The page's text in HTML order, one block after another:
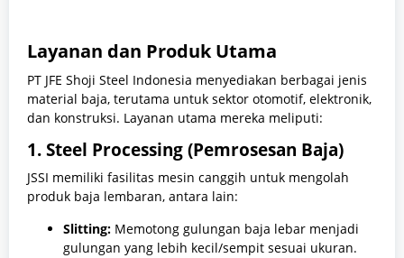
Layanan dan Produk Utama
PT JFE Shoji Steel Indonesia menyediakan berbagai jenis
material baja, terutama untuk sektor otomotif, elektronik,
dan konstruksi. Layanan utama mereka meliputi:
1. Steel Processing (Pemrosesan Baja)
JSSI memiliki fasilitas mesin canggih untuk mengolah
produk baja lembaran, antara lain:
Slitting: Memotong gulungan baja lebar menjadi
gulungan yang lebih kecil/sempit sesuai ukuran.